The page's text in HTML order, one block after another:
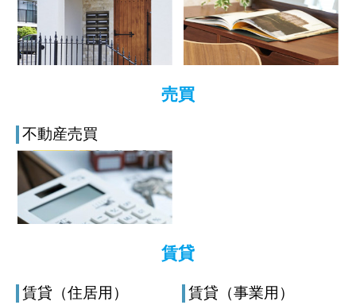
売買
不動産売買
賃貸
賃貸（住居用） 賃貸（事業用）